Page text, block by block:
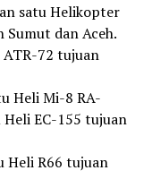
satu Helikopter
Sumut dan Aceh.
72 tujuan
Heli Mi-8 RA-
Heli EC-155 tujuan
Heli R66 tujuan